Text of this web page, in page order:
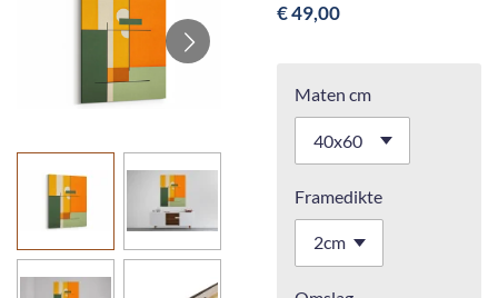
€ 49,00
Maten cm
Framedikte